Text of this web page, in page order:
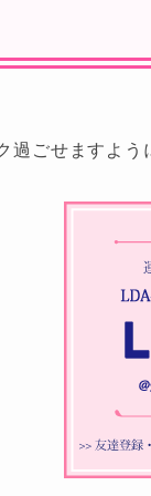
過ごせますよう